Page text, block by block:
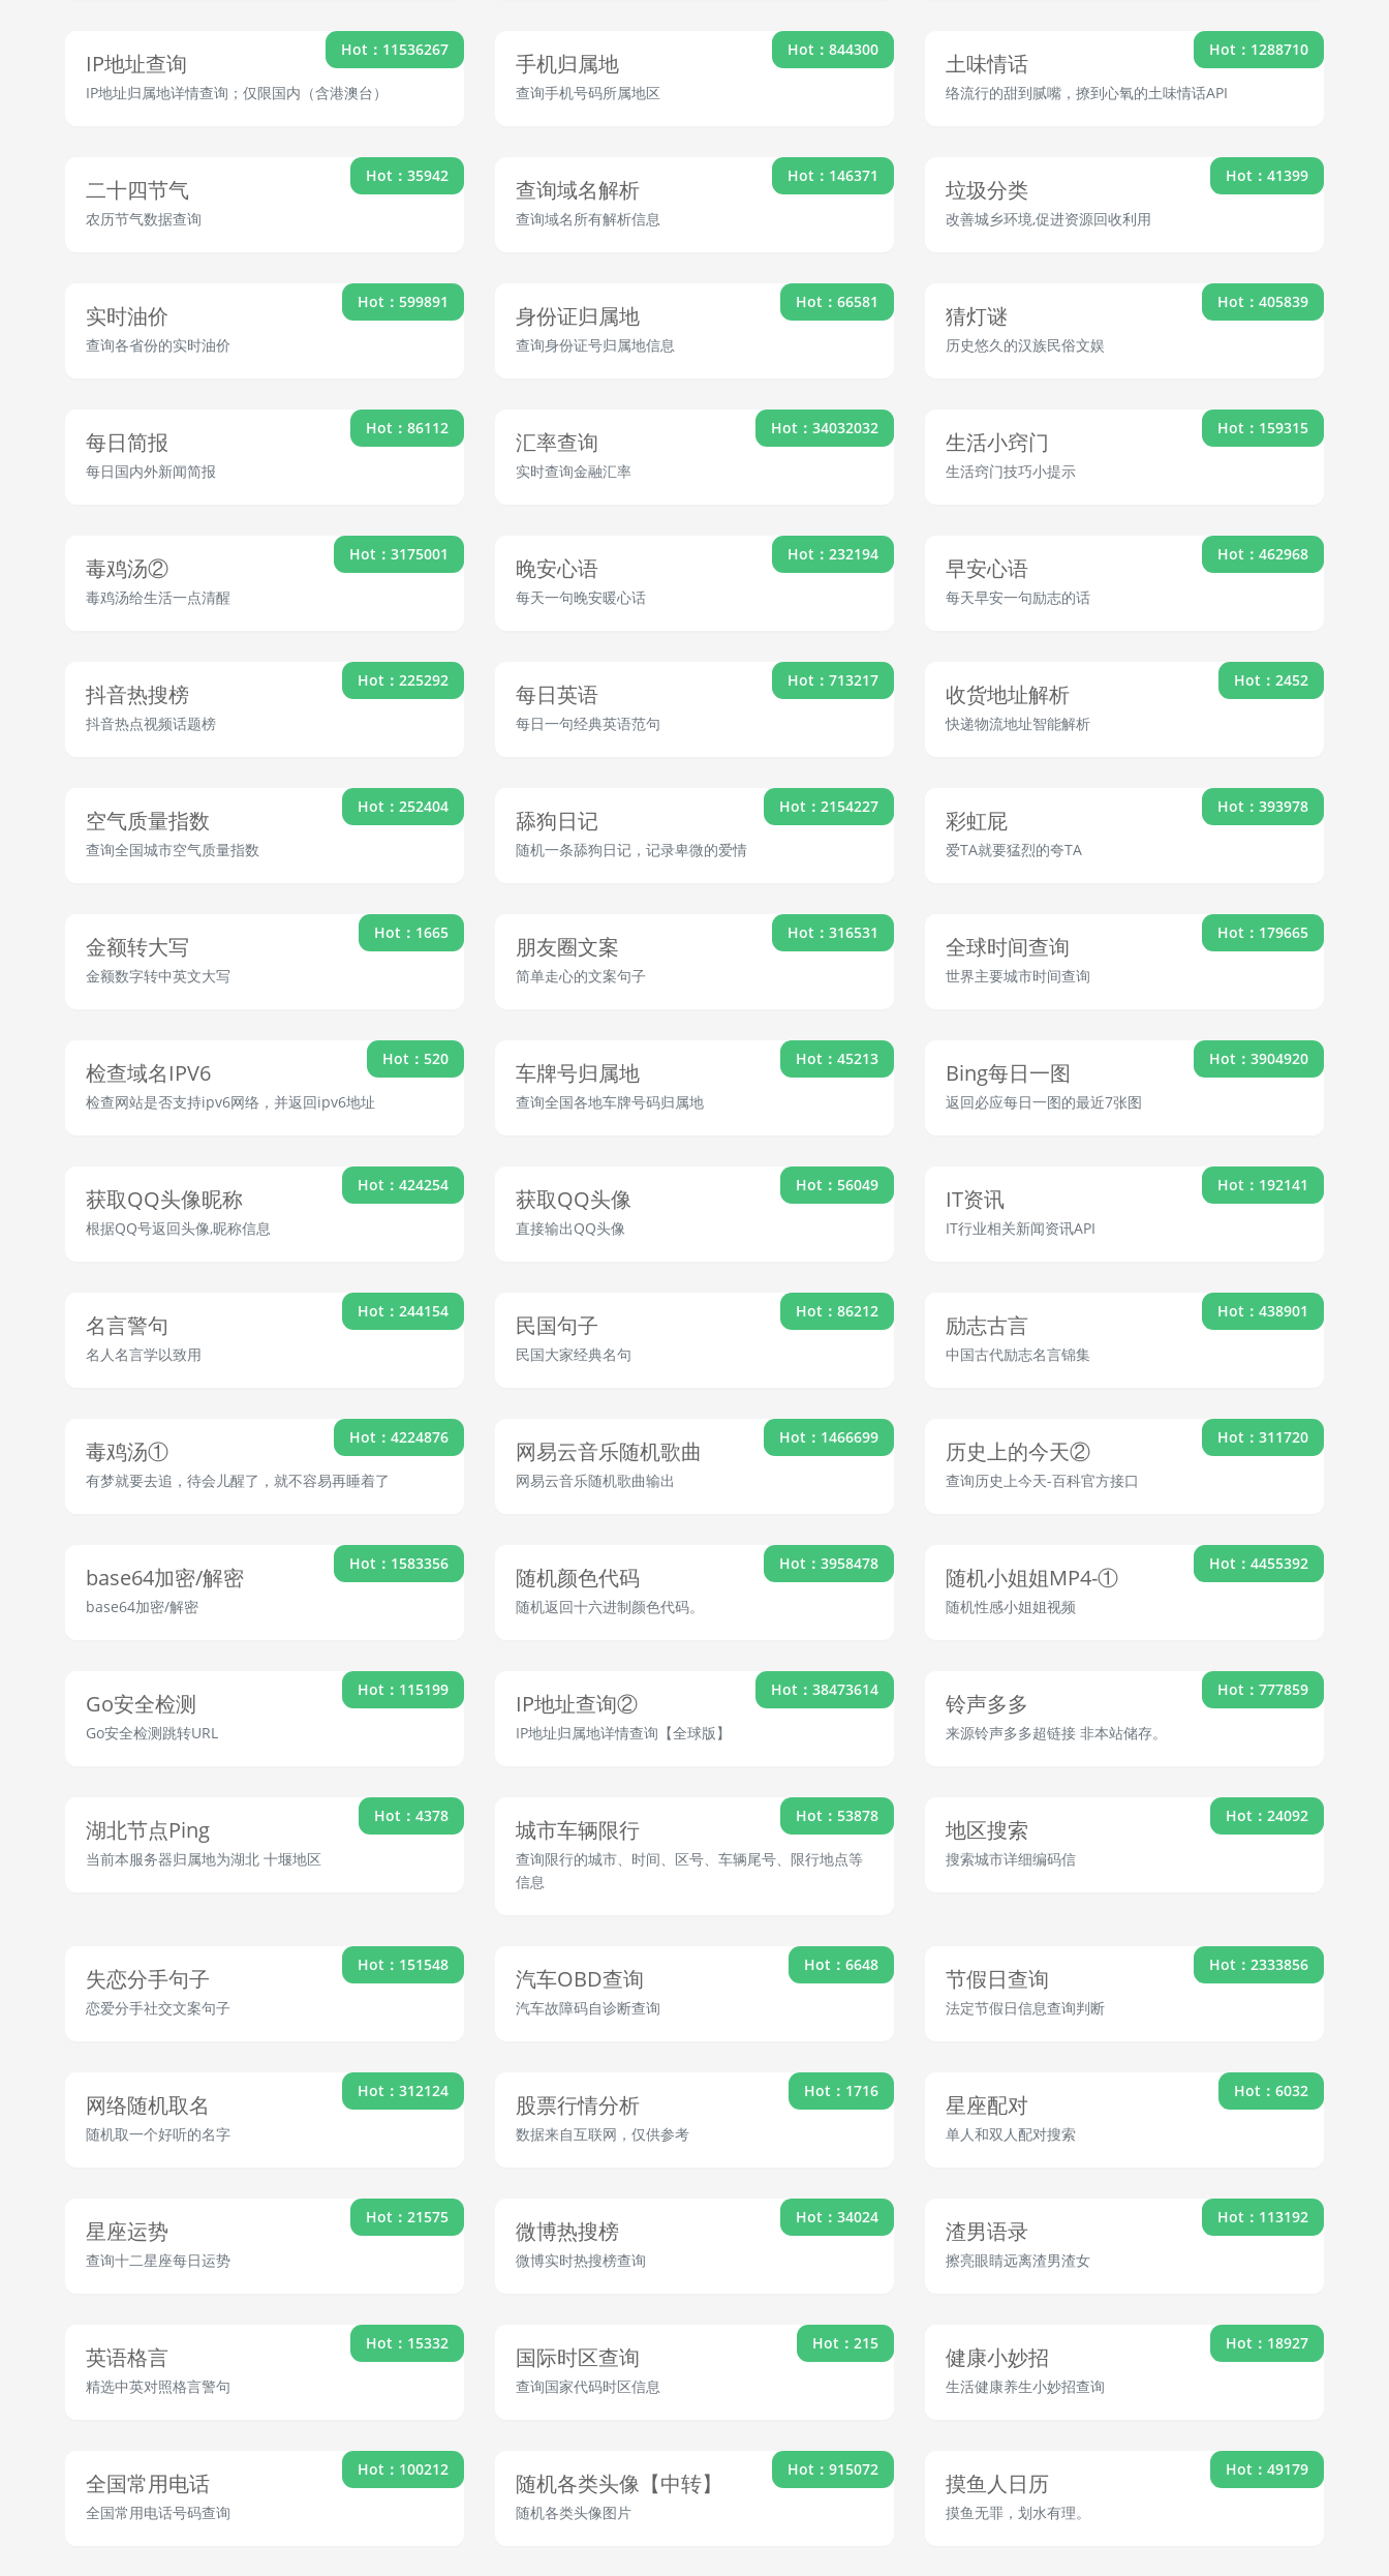
Hot：11536267
IP地址查询
IP地址归属地详情查询；仅限国内（含港澳台）
Hot：844300
手机归属地
查询手机号码所属地区
Hot：1288710
土味情话
络流行的甜到腻嘴，撩到心氧的土味情话API
Hot：35942
二十四节气
农历节气数据查询
Hot：146371
查询域名解析
查询域名所有解析信息
Hot：41399
垃圾分类
改善城乡环境,促进资源回收利用
Hot：599891
实时油价
查询各省份的实时油价
Hot：66581
身份证归属地
查询身份证号归属地信息
Hot：405839
猜灯谜
历史悠久的汉族民俗文娱
Hot：86112
每日简报
每日国内外新闻简报
Hot：34032032
汇率查询
实时查询金融汇率
Hot：159315
生活小窍门
生活窍门技巧小提示
Hot：3175001
毒鸡汤②
毒鸡汤给生活一点清醒
Hot：232194
晚安心语
每天一句晚安暖心话
Hot：462968
早安心语
每天早安一句励志的话
Hot：225292
抖音热搜榜
抖音热点视频话题榜
Hot：713217
每日英语
每日一句经典英语范句
Hot：2452
收货地址解析
快递物流地址智能解析
Hot：252404
空气质量指数
查询全国城市空气质量指数
Hot：2154227
舔狗日记
随机一条舔狗日记，记录卑微的爱情
Hot：393978
彩虹屁
爱TA就要猛烈的夸TA
Hot：1665
金额转大写
金额数字转中英文大写
Hot：316531
朋友圈文案
简单走心的文案句子
Hot：179665
全球时间查询
世界主要城市时间查询
Hot：520
检查域名IPV6
检查网站是否支持ipv6网络，并返回ipv6地址
Hot：45213
车牌号归属地
查询全国各地车牌号码归属地
Hot：3904920
Bing每日一图
返回必应每日一图的最近7张图
Hot：424254
获取QQ头像昵称
根据QQ号返回头像,昵称信息
Hot：56049
获取QQ头像
直接输出QQ头像
Hot：192141
IT资讯
IT行业相关新闻资讯API
Hot：244154
名言警句
名人名言学以致用
Hot：86212
民国句子
民国大家经典名句
Hot：438901
励志古言
中国古代励志名言锦集
Hot：4224876
毒鸡汤①
有梦就要去追，待会儿醒了，就不容易再睡着了
Hot：1466699
网易云音乐随机歌曲
网易云音乐随机歌曲输出
Hot：311720
历史上的今天②
查询历史上今天-百科官方接口
Hot：1583356
base64加密/解密
base64加密/解密
Hot：3958478
随机颜色代码
随机返回十六进制颜色代码。
Hot：4455392
随机小姐姐MP4-①
随机性感小姐姐视频
Hot：115199
Go安全检测
Go安全检测跳转URL
Hot：38473614
IP地址查询②
IP地址归属地详情查询【全球版】
Hot：777859
铃声多多
来源铃声多多超链接 非本站储存。
Hot：4378
湖北节点Ping
当前本服务器归属地为湖北 十堰地区
Hot：53878
城市车辆限行
查询限行的城市、时间、区号、车辆尾号、限行地点等
信息
Hot：24092
地区搜索
搜索城市详细编码信
Hot：151548
失恋分手句子
恋爱分手社交文案句子
Hot：6648
汽车OBD查询
汽车故障码自诊断查询
Hot：2333856
节假日查询
法定节假日信息查询判断
Hot：312124
网络随机取名
随机取一个好听的名字
Hot：1716
股票行情分析
数据来自互联网，仅供参考
Hot：6032
星座配对
单人和双人配对搜索
Hot：21575
星座运势
查询十二星座每日运势
Hot：34024
微博热搜榜
微博实时热搜榜查询
Hot：113192
渣男语录
擦亮眼睛远离渣男渣女
Hot：15332
英语格言
精选中英对照格言警句
Hot：215
国际时区查询
查询国家代码时区信息
Hot：18927
健康小妙招
生活健康养生小妙招查询
Hot：100212
全国常用电话
全国常用电话号码查询
Hot：915072
随机各类头像【中转】
随机各类头像图片
Hot：49179
摸鱼人日历
摸鱼无罪，划水有理。